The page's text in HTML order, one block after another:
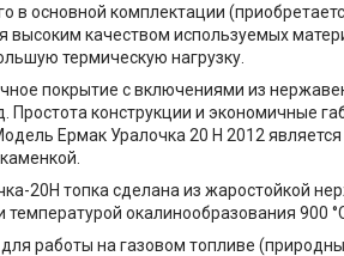
в основной комплектации
высоким качеством используемых
термическую нагрузку.
покрытие с включениями из
Простота конструкции и экономичные
Ермак Уралочка 20 Н 2012
20Н топка сделана из жаростойкой
окалинообразования 900
работы на газовом топливе